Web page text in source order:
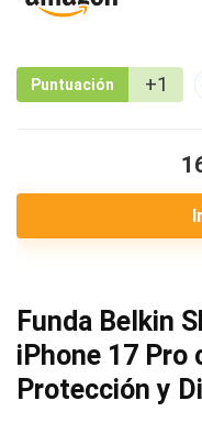
Puntuación +1
Funda Belkin
iPhone 17 Pro
Protección y